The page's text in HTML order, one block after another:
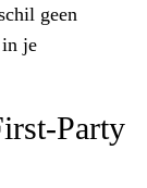
geen
in je
Party